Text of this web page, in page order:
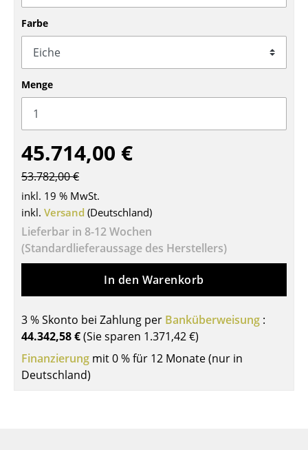
Konferenzstühle
Bürosessel
Einzelteile
... alle Sitzmöbel
Tische
Esstische
Beistelltische
Couchtische
Schreibtische
Konferenztische
Stehtische & Stehpulte
Kindertische
Gartentische
Farbe
Menge
45.714,00 €
53.782,00 €
inkl. 19 % MwSt.
inkl. Versand (Deutschland)
Lieferbar in 8-12 Wochen
(Standardlieferaussage des Herstellers)
In den Warenkorb
3 % Skonto bei Zahlung per Banküberweisung :
44.342,58 €(Sie sparen 1.371,42 €)
Finanzierung mit 0 % für 12 Monate (nur in
Deutschland)